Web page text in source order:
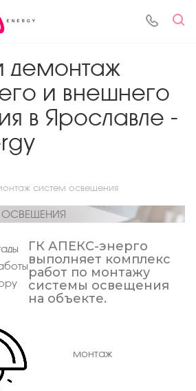
демонтаж
и внешнего
в Ярославле -
систем освещения
ГК АПЕКС-энерго
выполняет комплекс
работ по монтажу
системы освещения
на объекте.
монтаж